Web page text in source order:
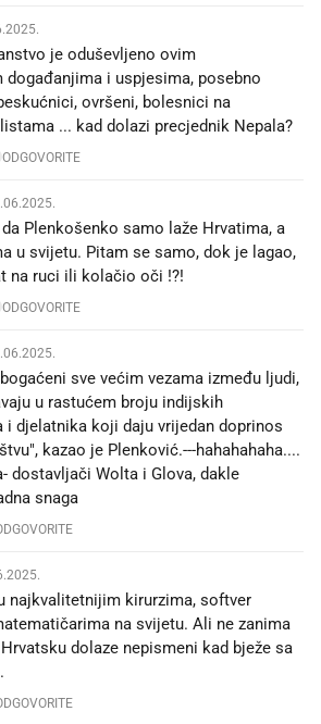
je oduševljeno ovim
događanjima i uspjesima, posebno
ovršeni, bolesnici na
... kad dolazi precjednik Nepala?
ODGOVORITE
Plenkošenko samo laže Hrvatima, a
u svijetu. Pitam se samo, dok je lagao,
na ruci ili kolačio oči !?!
ODGOVORITE
sve većim vezama između ljudi,
u rastućem broju indijskih
i djelatnika koji daju vrijedan doprinos
kazao je Plenković.---hahahahaha....
dostavljači Wolta i Glova, dakle
snaga
najkvalitetnijim kirurzima, softver
na svijetu. Ali ne zanima
dolaze nepismeni kad bježe sa